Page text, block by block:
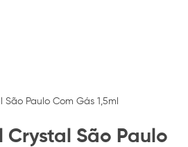
Paulo Com Gás 1,5ml
Crystal São Paulo